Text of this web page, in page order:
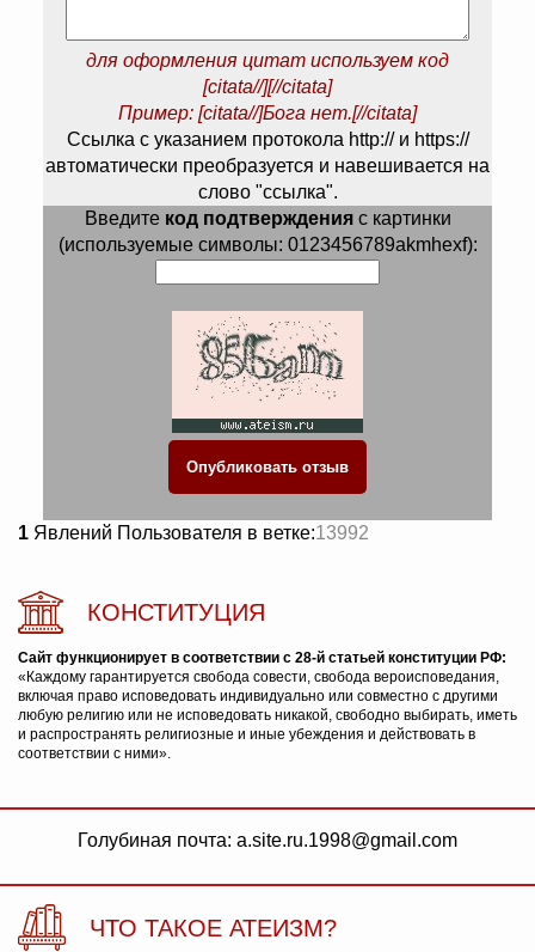
для оформления цитат используем код
[citata//][//citata]
Пример: [citata//]Бога нет.[//citata]
Ссылка с указанием протокола http:// и https://
автоматически преобразуется и навешивается на
слово "ссылка".
Введите код подтвержденияс картинки
(используемые символы: 0123456789akmhexf):
1 Явлений Пользователя в ветке:13992
КОНСТИТУЦИЯ
Сайт функционирует в соответствии с 28-й статьей конституции РФ:
«Каждому гарантируется свобода совести, свобода вероисповедания,
включая право исповедовать индивидуально или совместно с другими
любую религию или не исповедовать никакой, свободно выбирать, иметь
и распространять религиозные и иные убеждения и действовать в
соответствии с ними».
Голубиная почта: a.site.ru.1998@gmail.com
ЧТО ТАКОЕ АТЕИЗМ?